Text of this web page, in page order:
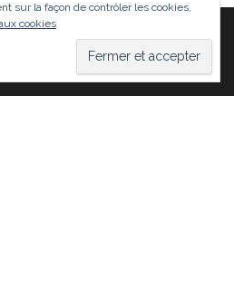
WordPress |Thème :Head
sur la façon de contrôler les cookies,
cookies